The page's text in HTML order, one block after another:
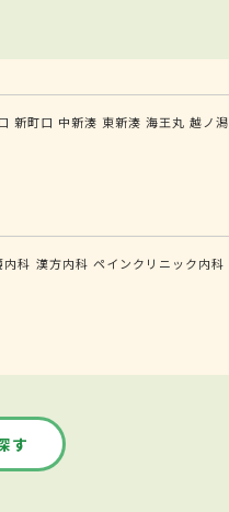
新町口 中新湊 東新湊 海王丸 越ノ潟
内科 漢方内科 ペインクリニック内科
す